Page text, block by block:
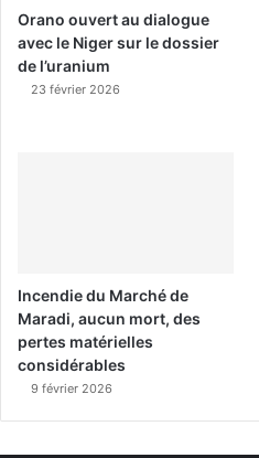
Orano ouvert au dialogue
avec le Niger sur le dossier
de l’uranium
23 février 2026
Incendie du Marché de
Maradi, aucun mort, des
pertes matérielles
considérables
9 février 2026